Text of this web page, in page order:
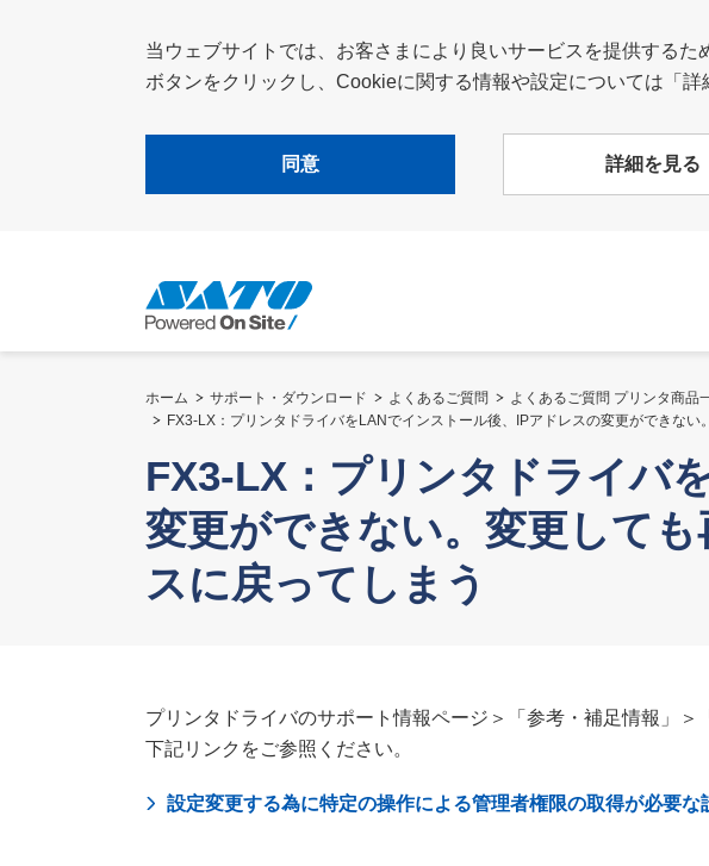
当ウェブサイトでは、お客さまにより良いサービスを提供する
ボタンをクリックし、Cookieに関する情報や設定については「詳
同意 詳細を見る
ホーム サポート・ダウンロード よくあるご質問 よくあるご質問 プリンタ商品
FX3-LX：プリンタドライバをLANでインストール後、IPアドレスの変更ができな
FX3-LX：プリンタドライバ
変更ができない。変更して
スに戻ってしまう
プリンタドライバのサポート情報ページ＞「参考・補足情報」＞
下記リンクをご参照ください。
設定変更する為に特定の操作による管理者権限の取得が必要な